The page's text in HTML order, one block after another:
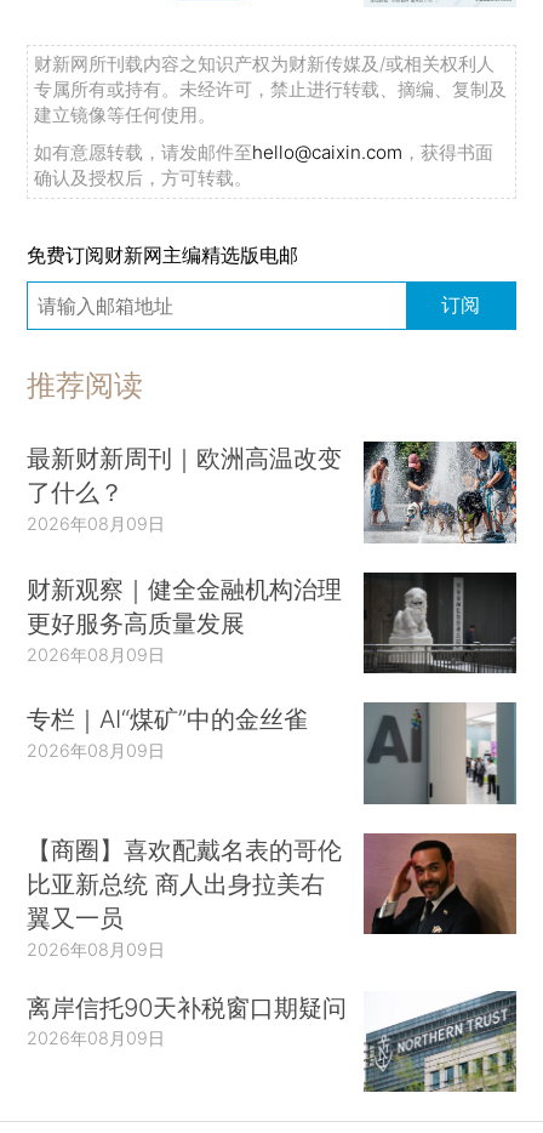
财新网所刊载内容之知识产权为财新传媒及/或相关权利人
专属所有或持有。未经许可，禁止进行转载、摘编、复制及
建立镜像等任何使用。
如有意愿转载，请发邮件至hello@caixin.com ，获得书面
确认及授权后，方可转载。
免费订阅财新网主编精选版电邮
订阅
推荐阅读
最新财新周刊｜欧洲高温改变
了什么？
2026年08月09日
财新观察｜健全金融机构治理
更好服务高质量发展
2026年08月09日
专栏｜AI“煤矿”中的金丝雀
2026年08月09日
【商圈】喜欢配戴名表的哥伦
比亚新总统 商人出身拉美右
翼又一员
2026年08月09日
离岸信托90天补税窗口期疑问
2026年08月09日